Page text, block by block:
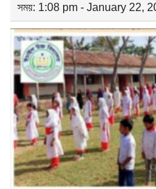
সময়: 1:08 pm - January 22,